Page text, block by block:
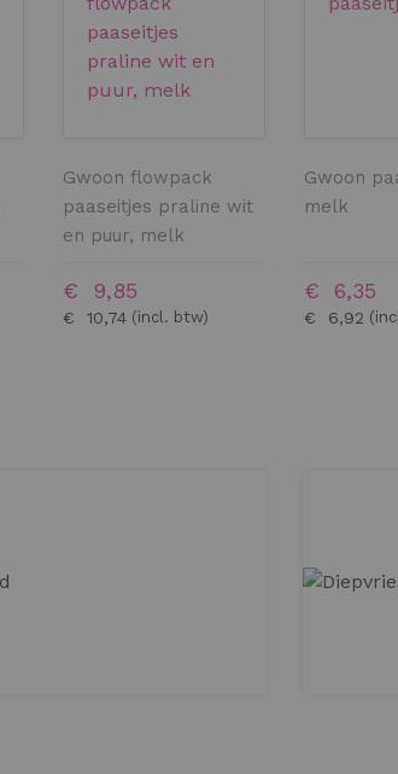
Gwoon flowpack
paaseitjes praline wit
en puur, melk
€ 10,74
€ 9,85
Gwoon
melk
€ 6,92
€ 6,35